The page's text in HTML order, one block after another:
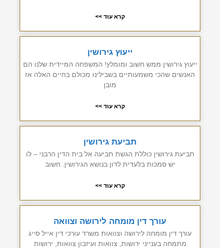
קרא עוד >>
ייעוץ גירושין
ייעוץ גירושין ממש חשוב ומומלץ! המשפחה המיידית שלנו הם
האנשים שהכי משמעותיים בשבילינו מכולם בחיים האלה אז
מובן
קרא עוד >>
תביעת גירושין
תביעת גירושין כוללת הגשת תביעה אל בית הדין הרבני – לו
יש סמכות בלעדית לדון בנושא הגירושין. חשוב
קרא עוד >>
עורך דין מומחה לירושה וצוואה
עורך דין מומחה לירושה וצוואות משרד עורכי דין אייל סייג
מתמחה בענייני ירושות, צוואות ועיזבון צוואות, ירושות